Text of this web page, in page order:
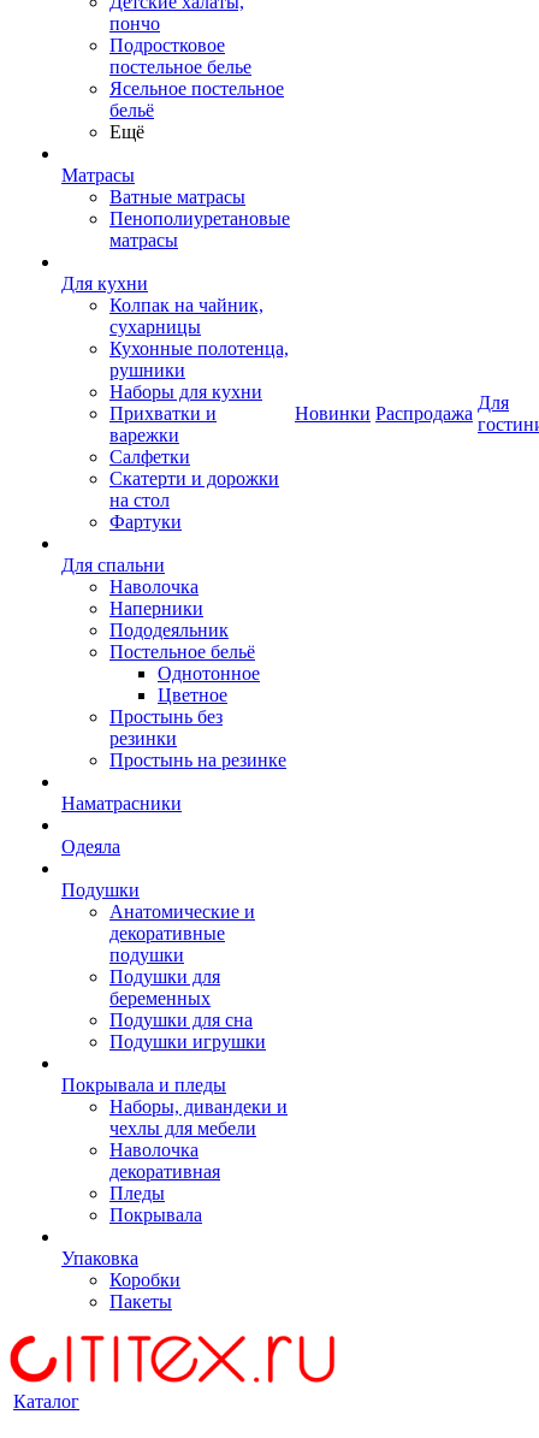
пончо
Подростковое
постельное белье
Ясельное постельное
бельё
Ещё
Матрасы
Ватные матрасы
Пенополиуретановые
матрасы
Для кухни
Колпак на чайник,
сухарницы
Кухонные полотенца,
рушники
Наборы для кухни
Прихватки и
варежки
Салфетки
Скатерти и дорожки
на стол
Фартуки
Для спальни
Наволочка
Наперники
Пододеяльник
Постельное бельё
Однотонное
Цветное
Простынь без
резинки
Простынь на резинке
Наматрасники
Одеяла
Подушки
Анатомические и
декоративные
подушки
Подушки для
беременных
Подушки для сна
Подушки игрушки
Покрывала и пледы
Наборы, дивандеки и
чехлы для мебели
Наволочка
декоративная
Пледы
Покрывала
Упаковка
Коробки
Пакеты
Новинки Распродажа
Для
Каталог